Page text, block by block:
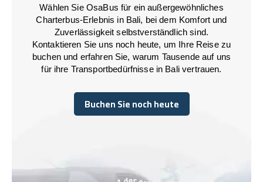
Wählen Sie OsaBus für ein außergewöhnliches
Charterbus-Erlebnis in Bali, bei dem Komfort und
Zuverlässigkeit selbstverständlich sind.
Kontaktieren Sie uns noch heute, um Ihre Reise zu
buchen und erfahren Sie, warum Tausende auf uns
für ihre Transportbedürfnisse in Bali vertrauen.
Buchen Sie noch heute
Buchen Sie noch heute